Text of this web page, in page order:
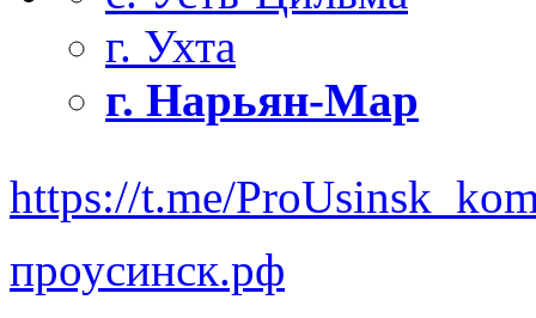
г. Ухта
г. Нарьян-Мар
https://t.me/
проусинск.рф